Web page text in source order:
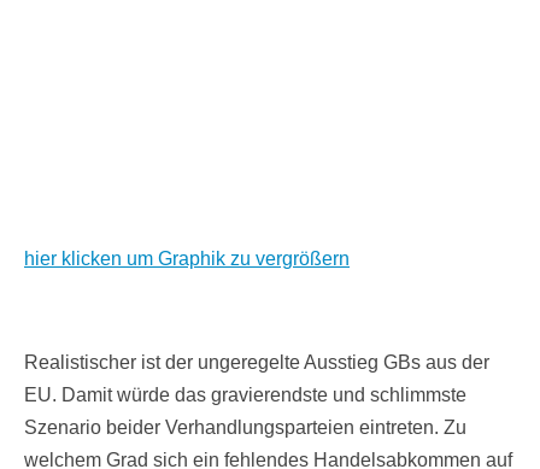
hier klicken um Graphik zu vergrößern
Realistischer ist der ungeregelte Ausstieg GBs aus der
EU. Damit würde das gravierendste und schlimmste
Szenario beider Verhandlungsparteien eintreten. Zu
welchem Grad sich ein fehlendes Handelsabkommen auf